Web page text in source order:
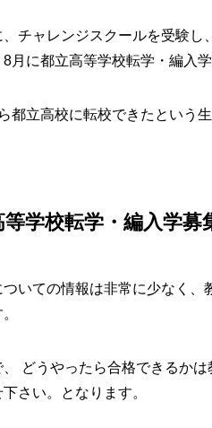
、チャレンジスクールを受験し
8月に都立高等学校転学・編入
都立高校に転校できたという生
等学校転学・編入学
ついての情報は非常に少なく
、 どうやったら合格できるか
さい。となります。